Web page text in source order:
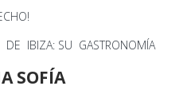
IBIZA: SU GASTRONOMÍA
SOFÍA